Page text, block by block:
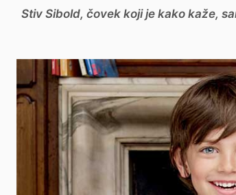
Stiv Sibold, čovek koji je kako kaže,